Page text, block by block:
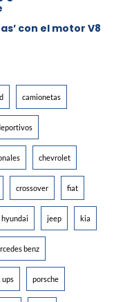
con el motor V8
camionetas
chevrolet
crossover fiat
hyundai jeep kia
benz
ups porsche